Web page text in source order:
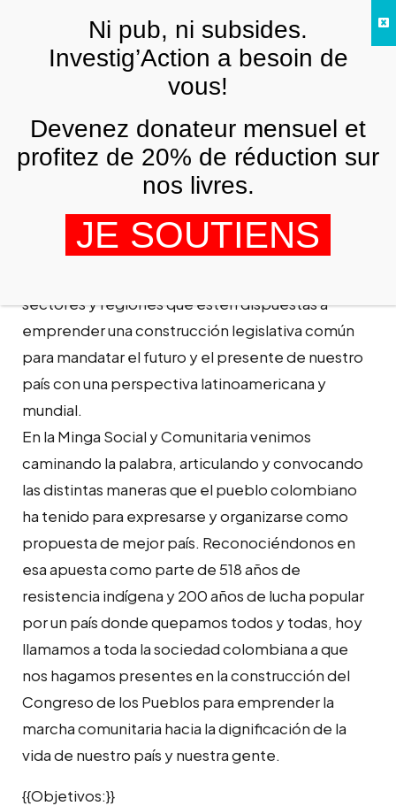
Como llegar a la paz en Colombia – El
congreso de los pueblos
7 OCTOBRE 2010
El Congreso de los Pueblos es un proceso de
carácter social y popular que convoca todas
sectores y regiones que estén dispuestas a
emprender una construcción legislativa común
para mandatar el futuro y el presente de nuestro
país con una perspectiva latinoamericana y
mundial.
En la Minga Social y Comunitaria venimos
caminando la palabra, articulando y convocando
las distintas maneras que el pueblo colombiano
ha tenido para expresarse y organizarse como
propuesta de mejor país. Reconociéndonos en
esa apuesta como parte de 518 años de
resistencia indígena y 200 años de lucha popular
por un país donde quepamos todos y todas, hoy
llamamos a toda la sociedad colombiana a que
nos hagamos presentes en la construcción del
Congreso de los Pueblos para emprender la
marcha comunitaria hacia la dignificación de la
vida de nuestro país y nuestra gente.
{{Objetivos:}}
FRNi pub, ni subsides.
Investig’Action a besoin de
vous!
Devenez donateur mensuel et
profitez de 20% de réduction sur
nos livres.
JE SOUTIENS